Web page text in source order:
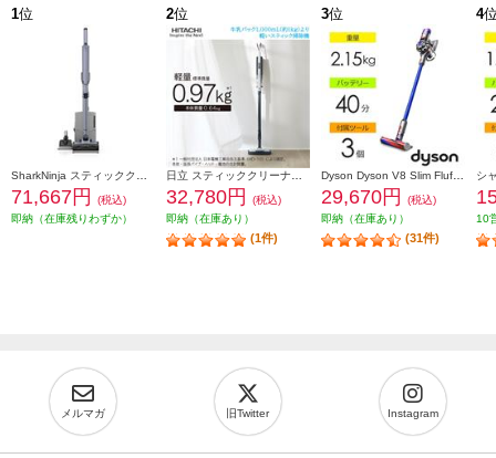
1位
71,667円
(税込)
即納（在庫残りわずか）
2位
32,780円
(税込)
即納（在庫あり）
(1件)
3位
29,670円
(税込)
即納（在庫あり）
(31件)
4
10
メルマガ 旧Twitter Instagram